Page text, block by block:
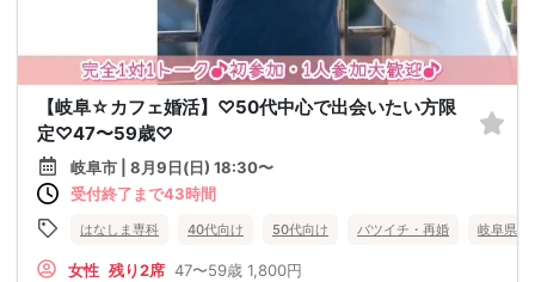
【岐阜☆カフェ婚活】♡50代中心で出会いたい方限
定♡47〜59歳♡
岐阜市 | 8月9日(日) 18:30〜
受付終了まで43時間
はなしま専科 40代向け 50代向け バツイチ・再婚 岐阜県
女性 残り2席 47〜59歳 1,800円